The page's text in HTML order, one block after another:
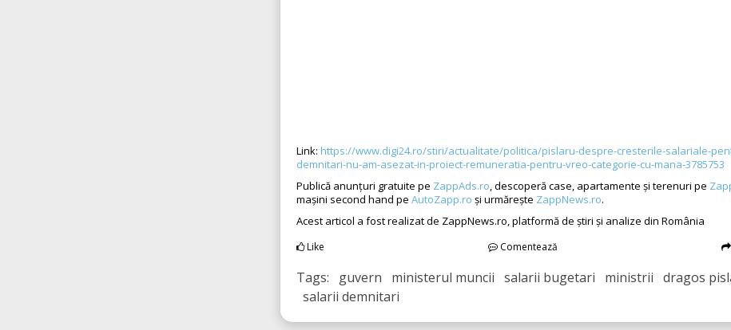
Link: https://www.digi24.ro/stiri/actualitate/politica/pislaru-despre-cresterile-salariale-
demnitari-nu-am-asezat-in-proiect-remuneratia-pentru-vreo-categorie-cu-mana-3785753
Publică anunțuri gratuite pe ZappAds.ro , descoperă case, apartamente și terenuri pe
mașini second hand pe AutoZapp.ro și urmărește ZappNews.ro.
Acest articol a fost realizat de ZappNews.ro, platformă de știri și analize din România
Like Comentează
Tags: guvern ministerul muncii salarii bugetari ministrii dragos
salarii demnitari